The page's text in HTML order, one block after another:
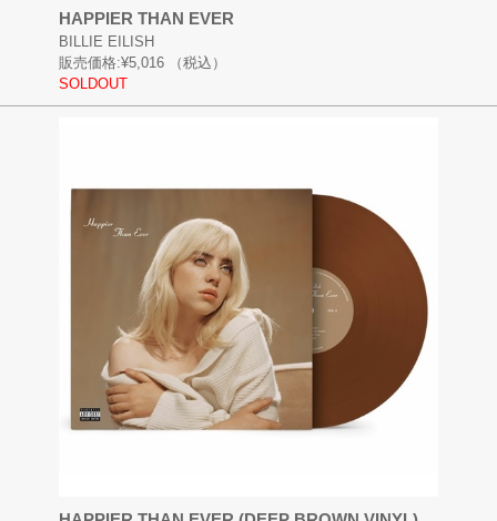
HAPPIER THAN EVER
BILLIE EILISH
販売価格:¥5,016
（税込）
SOLDOUT